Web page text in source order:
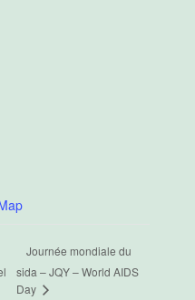
Journée mondiale du
sida – JQY – World AIDS
Day